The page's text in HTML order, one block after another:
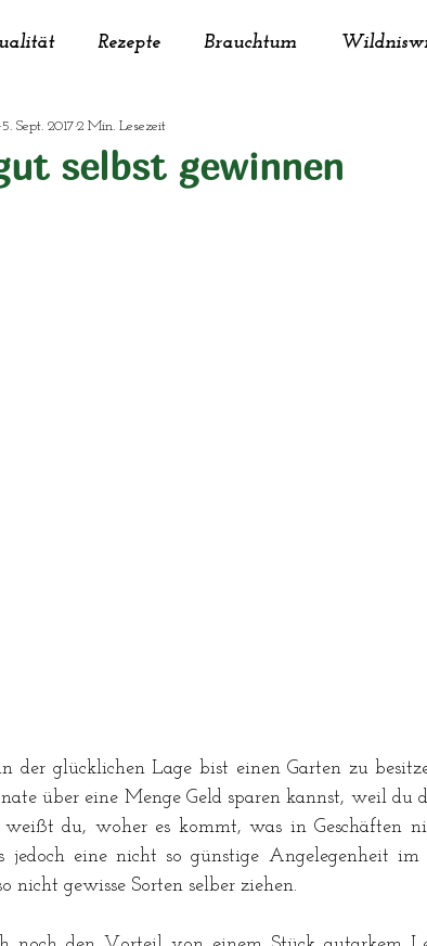
Rezepte Brauchtum
Heimwerken
selbst gewinnen
5. Sept. 2017 2 Min. Lesezeit
der glücklichen Lage bist einen Garten zu
über eine Menge Geld sparen kannst, weil du
du, woher es kommt, was in Geschäften
jedoch eine nicht so günstige Angelegenheit
nicht gewisse Sorten selber ziehen.